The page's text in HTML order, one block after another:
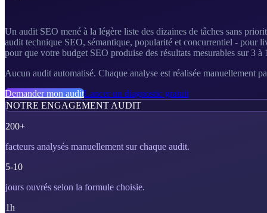
Un audit SEO mené à la légère liste des dizaines de tâches sans
audit technique SEO, sémantique, popularité et concurrentiel - pour
pour que votre budget SEO produise des résultats mesurables sur 3 à
Aucun audit automatisé. Chaque analyse est réalisée manuellement
Demander mon auditLancer un diagnostic gratuit
NOTRE ENGAGEMENT AUDIT
200+
facteurs analysés manuellement sur chaque audit.
5-10
jours ouvrés selon la formule choisie.
1h